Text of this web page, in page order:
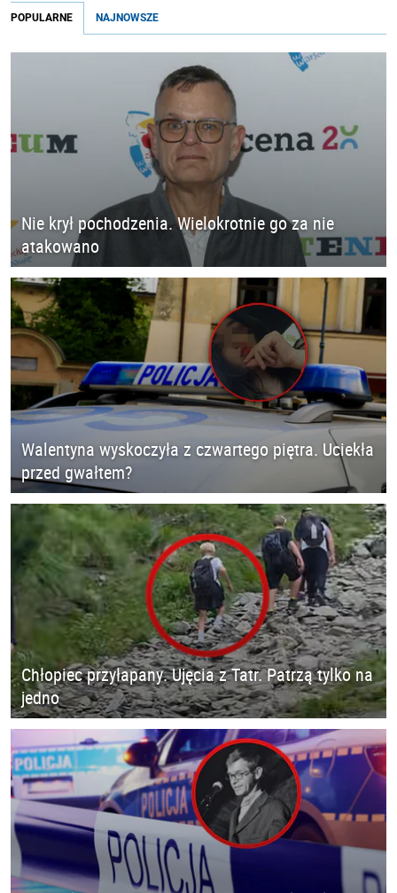
POPULARNE NAJNOWSZE
Nie krył pochodzenia. Wielokrotnie go za nie
atakowano
Walentyna wyskoczyła z czwartego piętra. Uciekła
przed gwałtem?
Chłopiec przyłapany. Ujęcia z Tatr. Patrzą tylko na
jedno